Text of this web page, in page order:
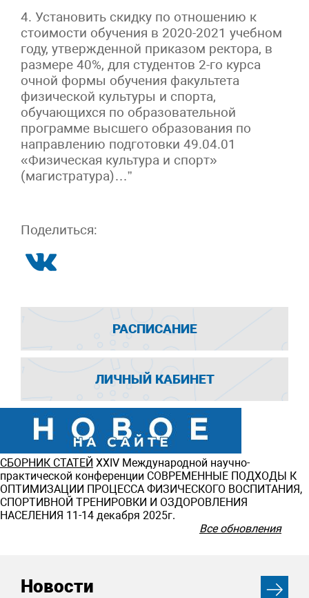
4. Установить скидку по отношению к
стоимости обучения в 2020-2021 учебном
году, утвержденной приказом ректора, в
размере 40%, для студентов 2-го курса
очной формы обучения факультета
физической культуры и спорта,
обучающихся по образовательной
программе высшего образования по
направлению подготовки 49.04.01
«Физическая культура и спорт»
(магистратура)…”
Поделиться:
РАСПИСАНИЕ
ЛИЧНЫЙ КАБИНЕТ
СБОРНИК СТАТЕЙ ХXIV Международной научно-
практической конференции СОВРЕМЕННЫЕ ПОДХОДЫ К
ОПТИМИЗАЦИИ ПРОЦЕССА ФИЗИЧЕСКОГО ВОСПИТАНИЯ,
СПОРТИВНОЙ ТРЕНИРОВКИ И ОЗДОРОВЛЕНИЯ
НАСЕЛЕНИЯ 11-14 декабря 2025г.
Все обновления
Новости